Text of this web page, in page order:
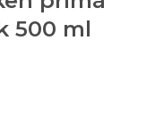
500 ml